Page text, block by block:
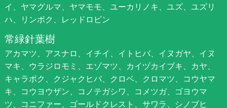
イ、ヤマグルマ、ヤマモモ、ユーカリノキ、ユズ、ユズリ
ハ、リンボク、レッドロビン
常緑針葉樹
アカマツ、アスナロ、イチイ、イトヒバ、イヌガヤ、イヌ
マキ、ウラジロモミ、エゾマツ、カイヅカイブキ、カヤ、
キャラボク、クジャクヒバ、クロベ、クロマツ、コウヤマ
キ、コウヨウザン、コノテガシワ、コメツガ、ゴヨウマ
ツ、コニファー、ゴールドクレスト、サワラ、シノブヒ